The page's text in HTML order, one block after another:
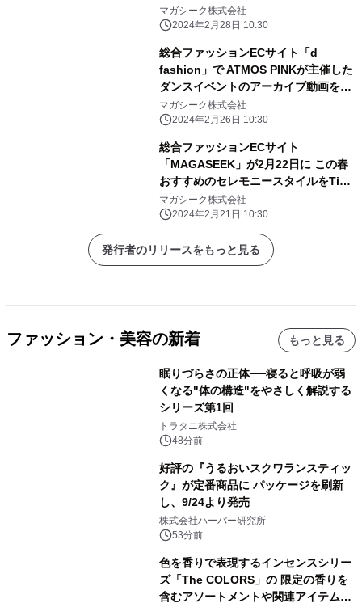
「GISELe」とマガシークの誌面連動
企画を2月28日公開
マガシーク株式会社
2024年2月28日 10:30
総合ファッションECサイト「d
fashion」で ATMOS PINKが主催した
ダンスイベントのアーカイブ動画を公
開
マガシーク株式会社
2024年2月26日 10:30
総合ファッションECサイト
「MAGASEEK」が2月22日に この春
おすすめのセレモニースタイルをTig
LIVEにてご紹介！ ～普段使いにも着
回しできる、セレモニーコーデ～
マガシーク株式会社
2024年2月21日 10:30
発行者のリリースをもっと見る
ファッション・美容の新着 もっと見る
眠りづらさの正体──寝ると呼吸が弱
くなる"体の構造"をやさしく解説する
シリーズ第1回
トラタニ株式会社
48分前
好評の『うるおいスクワランスティッ
ク』が定番商品に パッケージを刷新
し、9/24より発売
株式会社ハーバー研究所
53分前
色を香りで表現するインセンスシリー
ズ「The COLORS」の 限定の香りを
含むアソートメントや関連アイテムを